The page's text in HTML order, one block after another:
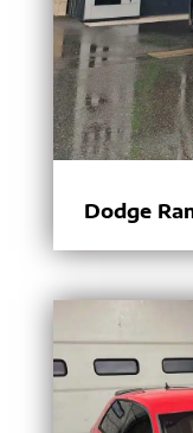
Dodge